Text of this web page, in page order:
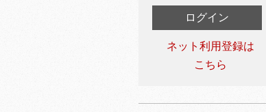
ログイン
ネット利用登録は
こちら